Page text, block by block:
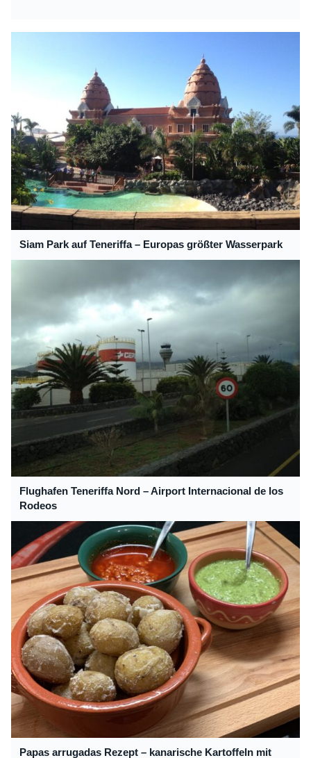
Siam Park auf Teneriffa – Europas größter Wasserpark
Flughafen Teneriffa Nord – Airport Internacional de los
Rodeos
Papas arrugadas Rezept – kanarische Kartoffeln mit